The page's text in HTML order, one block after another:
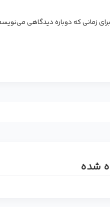
زمانی که دوباره دیدگاهی
شده